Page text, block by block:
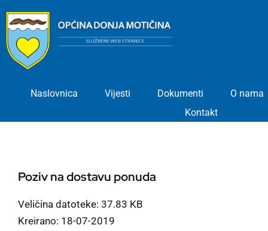
content
Naslovnica Vijesti Dokumenti
O nama
Kontakt
Poziv na dostavu ponuda
Veličina datoteke: 37.83 KB
Kreirano: 18-07-2019